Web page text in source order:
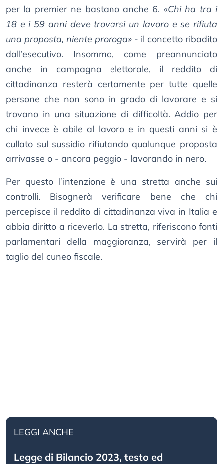
per la premier ne bastano anche 6. «Chi ha tra i
18 e i 59 anni deve trovarsi un lavoro e se rifiuta
una proposta, niente proroga» - il concetto ribadito
dall’esecutivo. Insomma, come preannunciato
anche in campagna elettorale, il reddito di
cittadinanza resterà certamente per tutte quelle
persone che non sono in grado di lavorare e si
trovano in una situazione di difficoltà. Addio per
chi invece è abile al lavoro e in questi anni si è
cullato sul sussidio rifiutando qualunque proposta
arrivasse o - ancora peggio - lavorando in nero.
Per questo l’intenzione è una stretta anche sui
controlli. Bisognerà verificare bene che chi
percepisce il reddito di cittadinanza viva in Italia e
abbia diritto a riceverlo. La stretta, riferiscono fonti
parlamentari della maggioranza, servirà per il
taglio del cuneo fiscale.
LEGGI ANCHE
Legge di Bilancio 2023, testo ed